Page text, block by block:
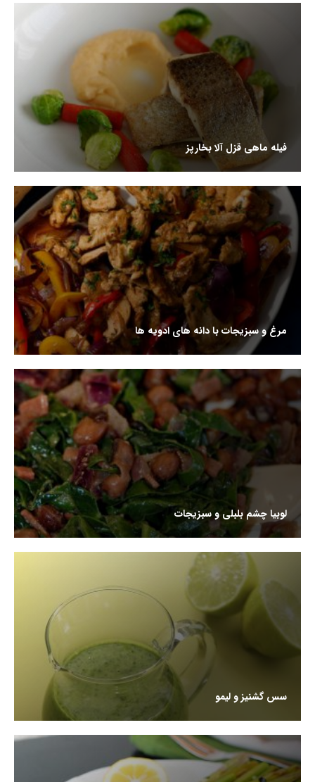
فیله ماهی قزل آلا بخارپز
مرغ و سبزیجات با دانه های ادویه ها
لوبیا چشم بلبلی و سبزیجات
سس گشنیز و لیمو